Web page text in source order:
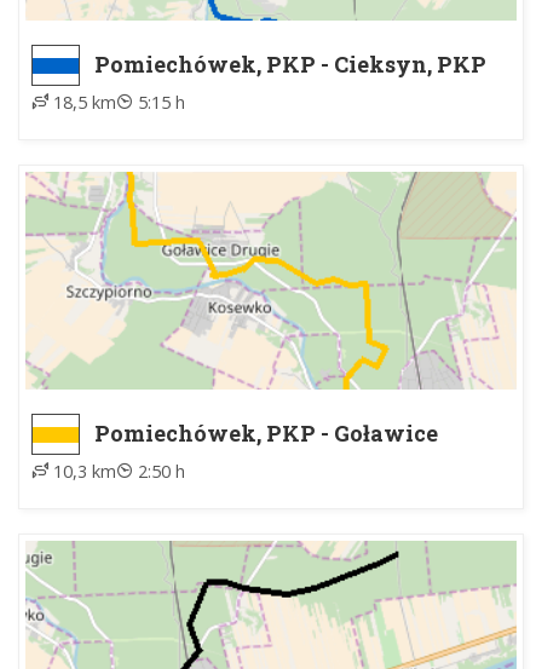
Pomiechówek, PKP - Cieksyn, PKP
18,5 km 5:15 h
Pomiechówek, PKP - Goławice
Pierwsze
10,3 km 2:50 h